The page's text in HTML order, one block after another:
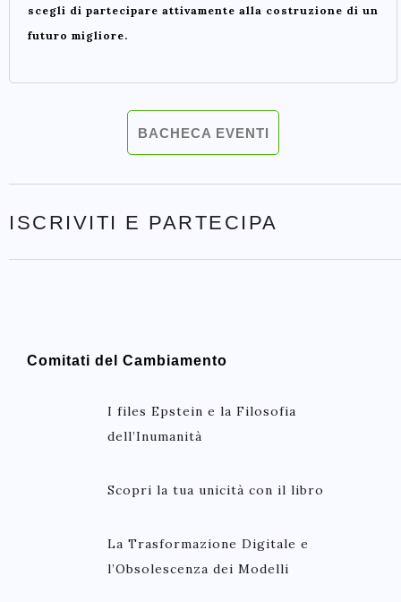
scegli di partecipare attivamente alla costruzione di un
futuro migliore.
BACHECA EVENTI
ISCRIVITI E PARTECIPA
Comitati del Cambiamento
I files Epstein e la Filosofia
dell’Inumanità
Scopri la tua unicità con il libro
La Trasformazione Digitale e
l’Obsolescenza dei Modelli